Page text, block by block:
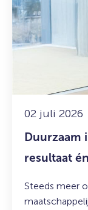
02 juli 2026
Duurzaam
resultaat
Steeds meer
incasseren:
sturen
op
resultaat
impact